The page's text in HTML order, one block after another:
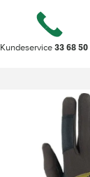
Kundeservice33 68 50